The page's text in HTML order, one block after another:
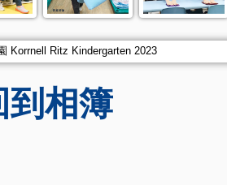
Korrnell Ritz Kindergarten 2023
到相簿